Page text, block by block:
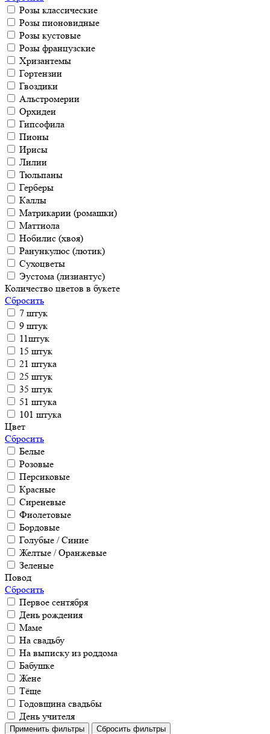
Розы классические
Розы пионовидные
Розы кустовые
Розы французские
Хризантемы
Гортензии
Гвоздики
Альстромерии
Орхидеи
Гипсофила
Пионы
Ирисы
Лилии
Тюльпаны
Герберы
Каллы
Матрикарии (ромашки)
Маттиола
Нобилис (хвоя)
Ранункулюс (лютик)
Сухоцветы
Эустома (лизиантус)
Количество цветов в букете
Сбросить
7 штук
9 штук
11штук
15 штук
21 штука
25 штук
35 штук
51 штука
101 штука
Цвет
Сбросить
Белые
Розовые
Персиковые
Красные
Сиреневые
Фиолетовые
Бордовые
Голубые / Синие
Желтые / Оранжевые
Зеленые
Повод
Сбросить
Первое сентября
День рождения
Маме
На свадьбу
На выписку из роддома
Бабушке
Жене
Тёще
Годовщина свадьбы
День учителя